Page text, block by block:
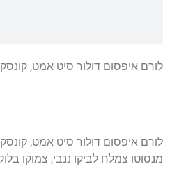
לורם איפסום דולור סיט אמט,
לורם איפסום דולור סיט אמט,
מנסוטו צמלח לביקו ננבי, צמוקו